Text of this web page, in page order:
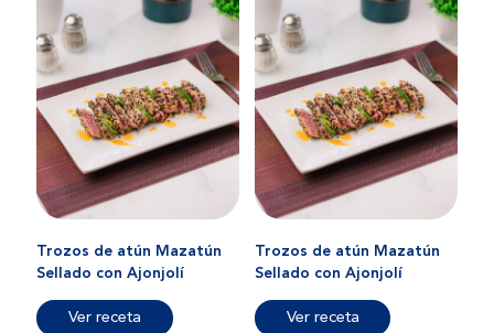
Trozos de atún Mazatún
Sellado con Ajonjolí
Ver receta
Trozos de atún Mazatún
Sellado con Ajonjolí
Ver receta